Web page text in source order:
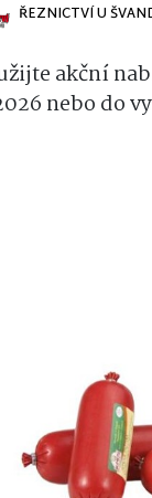
ŘEZNICTVÍ U
akční
nebo do